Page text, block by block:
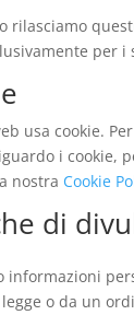
rilasciamo
per i
usa cookie.
i cookie,
nostra Cookie
di
informazioni
o da un